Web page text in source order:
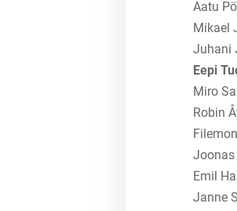
Aatu
Emil